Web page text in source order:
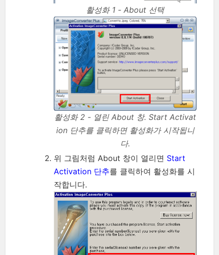
활성화 1 - About 선택
활성화 2 - 열린 About 창. Start Activat
ion 단추를 클릭하면 활성화가 시작됩니
다.
위 그림처럼 About 창이 열리면 Start
Activation 단추를 클릭하여 활성화를 시
작합니다.